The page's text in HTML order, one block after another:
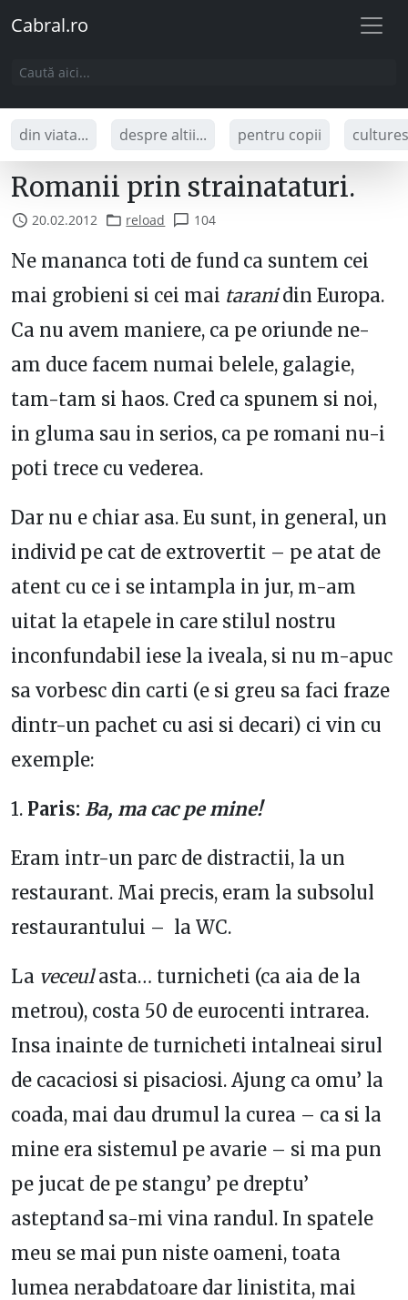
Cabral.ro
din viata... despre altii... pentru copii
Romanii prin strainataturi.
20.02.2012 reload 104
Ne mananca toti de fund ca suntem cei
mai grobieni si cei mai taranidin Europa.
Ca nu avem maniere, ca pe oriunde ne-
am duce facem numai belele, galagie,
tam-tam si haos. Cred ca spunem si noi,
in gluma sau in serios, ca pe romani nu-i
poti trece cu vederea.
Dar nu e chiar asa. Eu sunt, in general, un
individ pe cat de extrovertit – pe atat de
atent cu ce i se intampla in jur, m-am
uitat la etapele in care stilul nostru
inconfundabil iese la iveala, si nu m-apuc
sa vorbesc din carti (e si greu sa faci fraze
dintr-un pachet cu asi si decari) ci vin cu
exemple:
1. Paris: Ba, ma cac pe mine!
Eram intr-un parc de distractii, la un
restaurant. Mai precis, eram la subsolul
restaurantului – la WC.
La veceulasta… turnicheti (ca aia de la
metrou), costa 50 de eurocenti intrarea.
Insa inainte de turnicheti intalneai sirul
de cacaciosi si pisaciosi. Ajung ca omu’ la
coada, mai dau drumul la curea – ca si la
mine era sistemul pe avarie – si ma pun
pe jucat de pe stangu’ pe dreptu’
asteptand sa-mi vina randul. In spatele
meu se mai pun niste oameni, toata
lumea nerabdatoare dar linistita, mai